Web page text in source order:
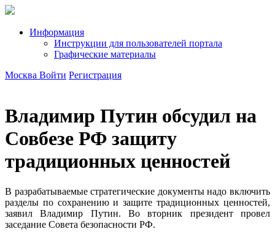
Информация
Инструкции для пользователей портала
Графические материалы
Москва Войти Регистрация
Владимир Путин обсудил на
Совбезе РФ защиту
традиционных ценностей
В разрабатываемые стратегические документы надо включить
разделы по сохранению и защите традиционных ценностей,
заявил Владимир Путин. Во вторник президент провел
заседание Совета безопасности РФ.